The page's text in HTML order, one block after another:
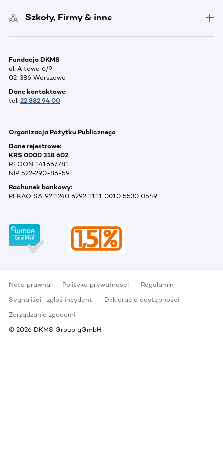
Szkoły, Firmy & inne
Fundacja DKMS
ul. Altowa 6/9
02-386 Warszawa
Dane kontaktowe:
tel. 22 882 94 00
Organizacja Pożytku Publicznego
Dane rejestrowe:
KRS 0000 318 602
REGON 141667781
NIP 522-290-86-59
Rachunek bankowy:
PEKAO SA 92 1240 6292 1111 0010 5530 0549
Nota prawna Polityka prywatności
Regulamin
Sygnaliści- zgłoś incydent
Deklaracja dostępności
Zarządzanie zgodami
© 2026 DKMS Group gGmbH